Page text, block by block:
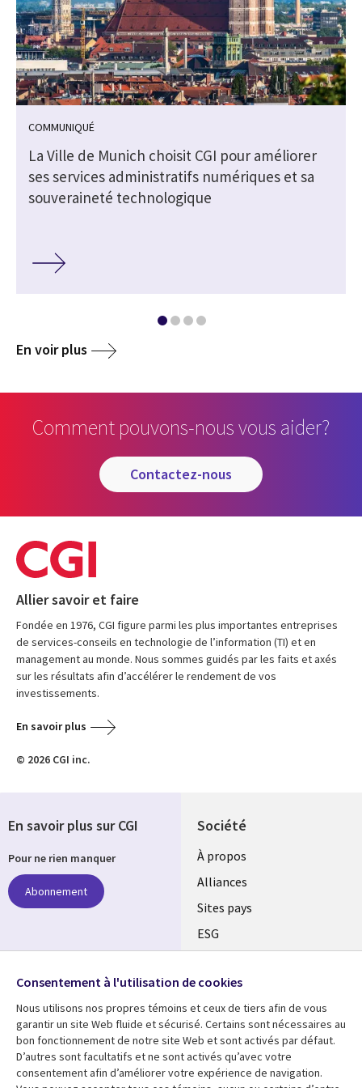
COMMUNIQUÉ
La Ville de Munich choisit CGI pour améliorer
ses services administratifs numériques et sa
souveraineté technologique
En voir plus
Comment pouvons-nous vous aider?
contactez-nous
Allier savoir et faire
Fondée en 1976, CGI figure parmi les plus importantes entreprises
de services-conseils en technologie de l’information (TI) et en
management au monde. Nous sommes guidés par les faits et axés
sur les résultats afin d’accélérer le rendement de vos
investissements.
En savoir plus
© 2026 CGI inc.
Société
À propos
Alliances
Sites pays
ESG
Fusions
Salle de presse
Ressources Support
En savoir plus sur CGI
Pour ne rien manquer
Abonnement
Suivez-nous
Social
Media
Global
FR
Consentement à l'utilisation de cookies
Nous utilisons nos propres témoins et ceux de tiers afin de vous
garantir un site Web fluide et sécurisé. Certains sont nécessaires au
bon fonctionnement de notre site Web et sont activés par défaut.
D’autres sont facultatifs et ne sont activés qu’avec votre
consentement afin d’améliorer votre expérience de navigation.